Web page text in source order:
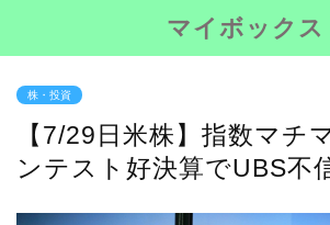
マイボックス
株・投資
【7/29日米株】指数マチ
ンテスト好決算でUBS不